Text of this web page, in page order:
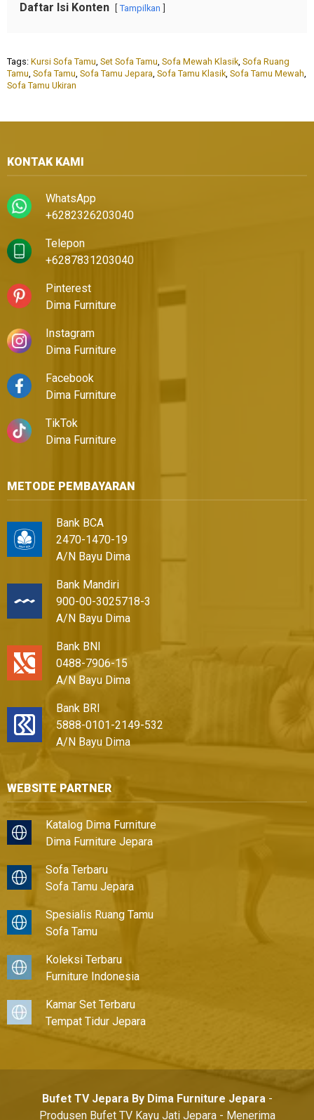
Daftar Isi Konten Tampilkan
Tags: Kursi Sofa Tamu, Set Sofa Tamu, Sofa Mewah Klasik, Sofa Ruang
Tamu, Sofa Tamu, Sofa Tamu Jepara, Sofa Tamu Klasik, Sofa Tamu Mewah,
Sofa Tamu Ukiran
KONTAK KAMI
WhatsApp
+6282326203040
Telepon
+6287831203040
Pinterest
Dima Furniture
Instagram
Dima Furniture
Facebook
Dima Furniture
TikTok
Dima Furniture
METODE PEMBAYARAN
Bank BCA
2470-1470-19
A/N Bayu Dima
Bank Mandiri
900-00-3025718-3
A/N Bayu Dima
Bank BNI
0488-7906-15
A/N Bayu Dima
Bank BRI
5888-0101-2149-532
A/N Bayu Dima
WEBSITE PARTNER
Katalog Dima Furniture
Dima Furniture Jepara
Sofa Terbaru
Sofa Tamu Jepara
Spesialis Ruang Tamu
Sofa Tamu
Koleksi Terbaru
Furniture Indonesia
Kamar Set Terbaru
Tempat Tidur Jepara
Bufet TV Jepara By Dima Furniture Jepara-
Produsen Bufet TV Kayu Jati Jepara - Menerima